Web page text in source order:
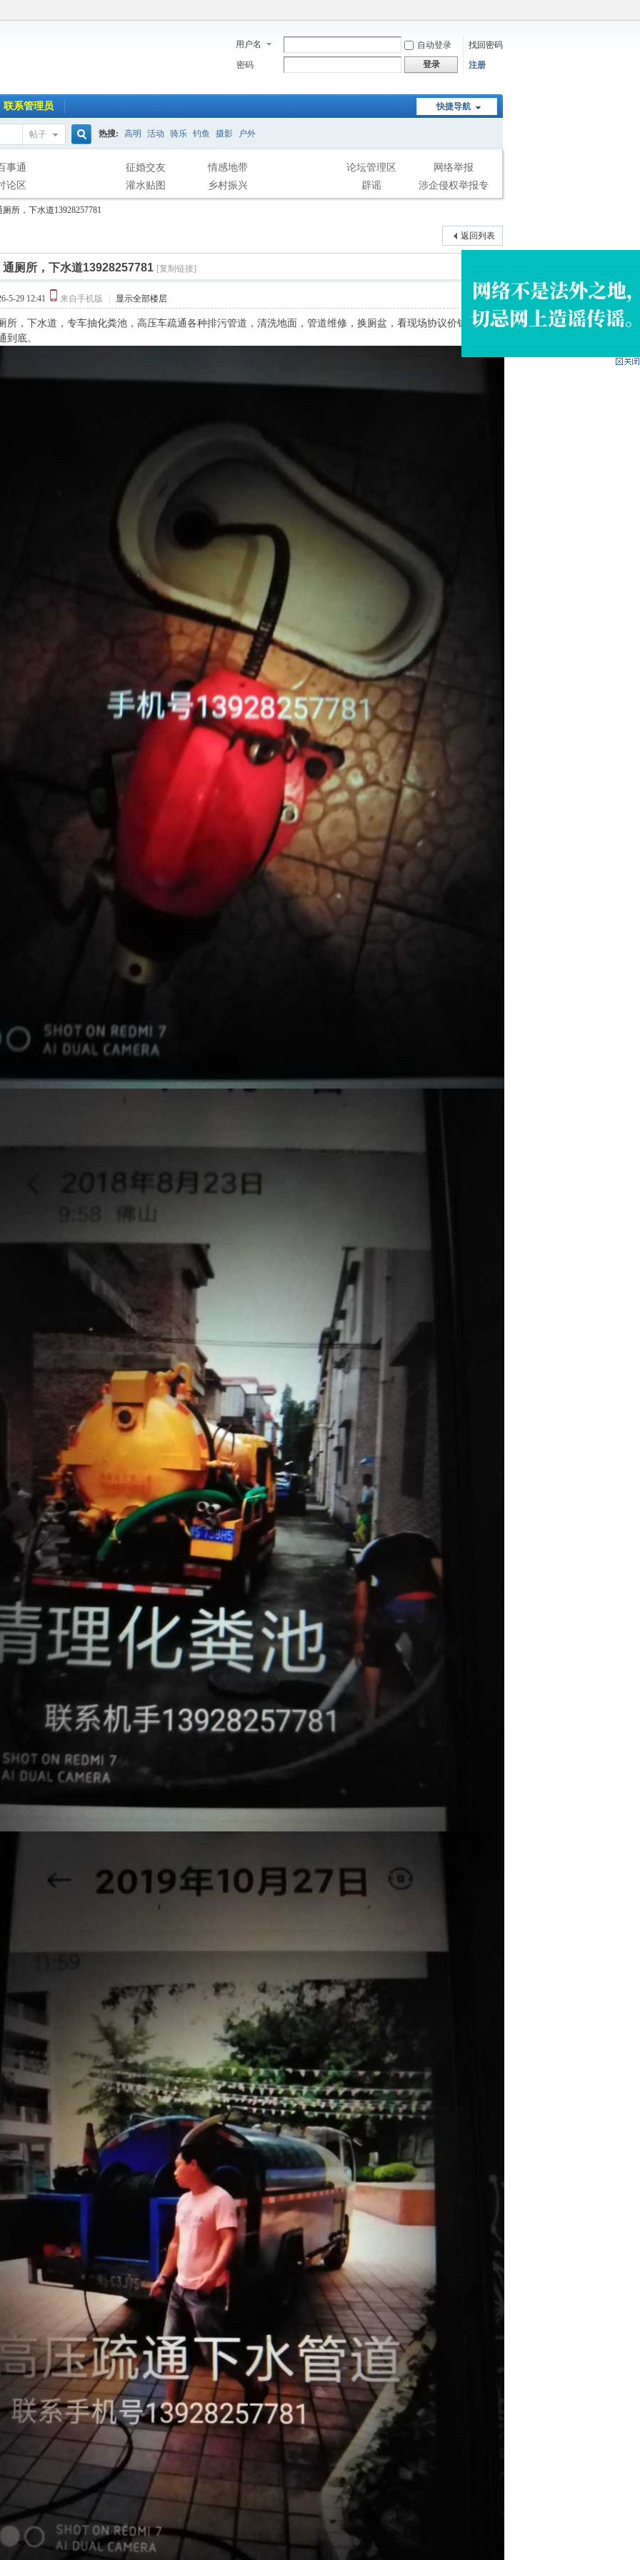
用户名 自动登录
找回密码
密码
登录 注册
快捷导航
联系管理员
帖子 热搜: 高明 活动 骑乐 钓鱼 摄影 户外
事通
论区
征婚交友
情感地带
灌水贴图
乡村振兴
论坛管理区
网络举报
辟谣
涉企侵权举报专
区
厕所，下水道13928257781
返回列表
通厕所，下水道13928257781 [复制链接]
5-29 12:41 来自手机版 显示全部楼层
所，下水道，专车抽化粪池，高压车疏通各种排污管道，清洗地面，管道维修，换厕盆，看现场协议价钱，价
到底。